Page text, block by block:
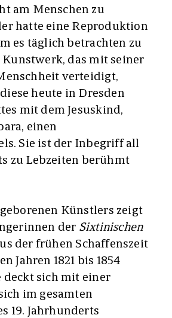
am Menschen zu
hatte eine Reproduktion
es täglich betrachten zu
das mit seiner
verteidigt,
heute in Dresden
mit dem Jesuskind,
einen
Sie ist der Inbegriff all
zu Lebzeiten berühmt
Künstlers zeigt
der Sixtinischen
der frühen Schaffenszeit
Jahren 1821 bis 1854
deckt sich mit einer
im gesamten
19. Jahrhunderts